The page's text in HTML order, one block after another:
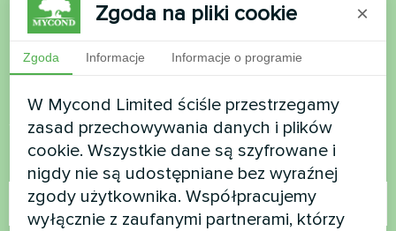
Chcesz kupić lub masz
pytania?
Skontaktuj się z nami, a pomożemy Ci
Nazwa
Zgoda na pliki cookie ×
Zgoda Informacje Informacje o programie
W Mycond Limited ściśle przestrzegamy
zasad przechowywania danych i plików
cookie. Wszystkie dane są szyfrowane i
nigdy nie są udostępniane bez wyraźnej
zgody użytkownika. Współpracujemy
wyłącznie z zaufanymi partnerami, którzy